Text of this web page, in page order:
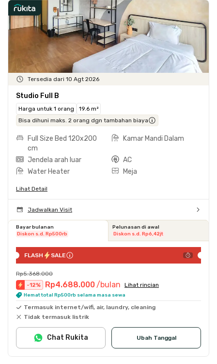
Tersedia dari 10 Agt 2026
Studio Full B
Harga untuk 1 orang
19.6 m²
Bisa dihuni maks. 2 orang dgn tambahan biaya
Full Size Bed 120x200
cm
Kamar Mandi Dalam
Jendela arah luar
AC
Water Heater
Meja
Lihat Detail
Jadwalkan Visit
Bayar bulanan
Diskon s.d. Rp500rb
Pelunasan di awal
Diskon s.d. Rp6,42jt
FLASH SALE
Rp5.368.000
-12% Rp4.688.000 /bulan Lihat rincian
Hemat total Rp500rb selama masa sewa
Termasuk internet/wifi, air, laundry, cleaning
Tidak termasuk listrik
Ubah Tanggal
Chat Rukita